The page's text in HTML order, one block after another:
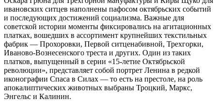
ивановских ситцев наполнены пафосом октябрьских событий
и последующих достижений социализма. Важные для
советской истории моменты фиксировались на агитационных
платках, вошедших в ассортимент крупнейших текстильных
фабрик — Прохоровки, Первой ситценабивной, Трехгорки,
Иваново-Вознесенского треста и других. Один из таких
платков, выпущенный в серии «15-летие Октябрьской
революции», представляет собой портрет Ленина в редкой
иконографии Спаса в Силах — то есть на престоле, на роль
апокалиптических животных выбраны Троцкий, Маркс,
Энгельс и Калинин.